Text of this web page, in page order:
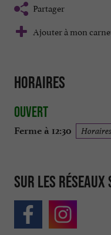
Partager
Ajouter à mon
Horaires
Ouvert
Ferme à 12:30
Sur les réseaux